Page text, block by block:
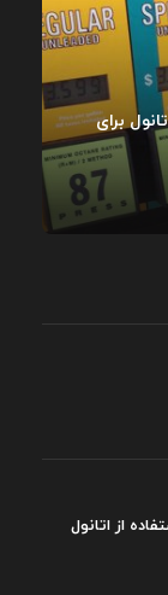
برای
از اتانول